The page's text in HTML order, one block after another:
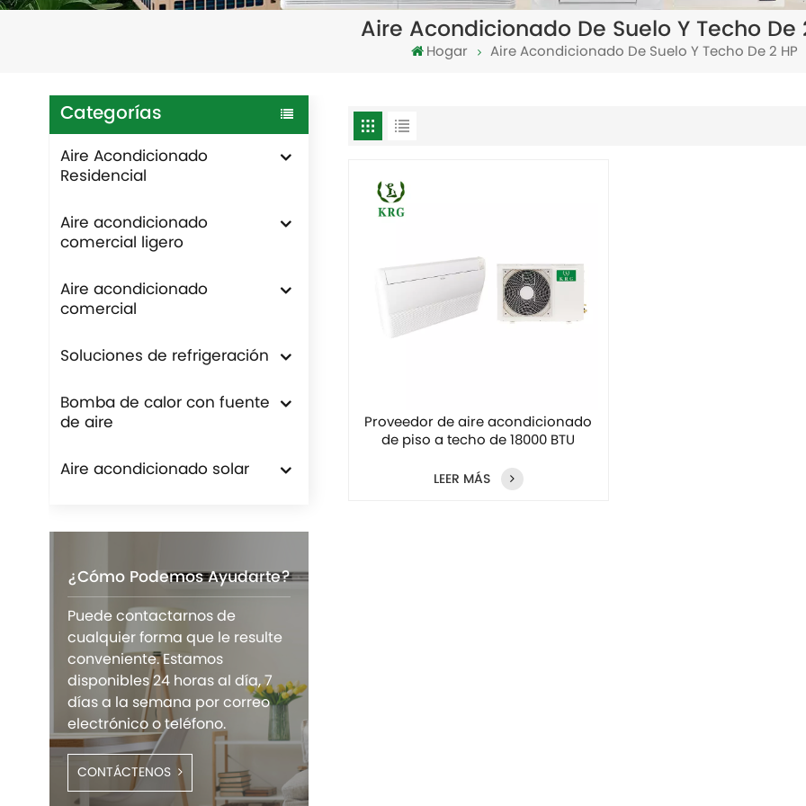
Aire Acondicionado De Suelo Y Techo De
Hogar Aire Acondicionado De Suelo Y Techo De 2 HP
Categorías
Aire Acondicionado
Residencial
Aire acondicionado
comercial ligero
Aire acondicionado
comercial
Soluciones de refrigeración
Bomba de calor con fuente
de aire
Aire acondicionado solar
¿Cómo Podemos Ayudarte?
Puede contactarnos de
cualquier forma que le resulte
conveniente. Estamos
disponibles 24 horas al día, 7
días a la semana por correo
electrónico o teléfono.
CONTÁCTENOS
Proveedor de aire acondicionado
de piso a techo de 18000 BTU
LEER MÁS